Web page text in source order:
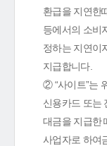
환급을 지연한
등에서의 소비
정하는 지연이
지급합니다.
② “사이트”는
신용카드 또는
대금을 지급한
사업자로 하여